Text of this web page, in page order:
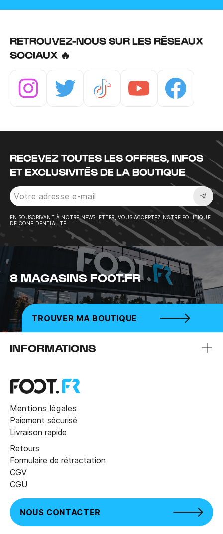
RETROUVEZ-NOUS SUR LES RÉSEAUX
SOCIAUX 🔥
RECEVEZ TOUTES LES OFFRES, INFOS
ET EXCLUSIVITÉS DE LA BOUTIQUE
EN SOUSCRIVANT À NOTRE NEWSLETTER, VOUS ACCEPTEZ NOTRE POLITIQUE
DE CONFIDENTIALITÉ.
8 MAGASINS FOOT.FR
TROUVER MA BOUTIQUE
INFORMATIONS
Mentions légales
Paiement sécurisé
Livraison rapide
Retours
Formulaire de rétractation
CGV
CGU
NOUS CONTACTER